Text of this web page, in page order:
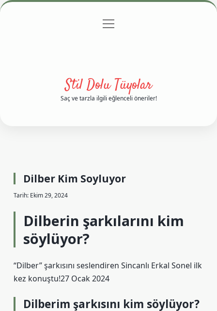
Gizlilik Politikası
menüyü
Stil Dolu Tüyolar
Saç ve tarzla ilgili eğlenceli öneriler!
Dilber Kim Soyluyor
Tarih: Ekim 29, 2024
Dilberin şarkılarını kim
söylüyor?
“Dilber” şarkısını seslendiren Sincanlı Erkal Sonel ilk
kez konuştu!27 Ocak 2024
Dilberim şarkısını kim söylüyor?